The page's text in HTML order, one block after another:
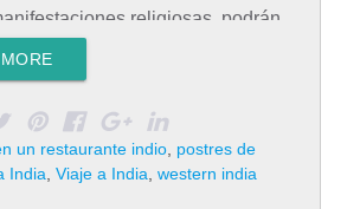
religiosas, podrán
eso hoy te presentamos
Kaju barfi Al momento de viajar
no puedes dejar de probar
barfi, un postre que suele
un restaurante indio, postres de
India Viaje a India western india